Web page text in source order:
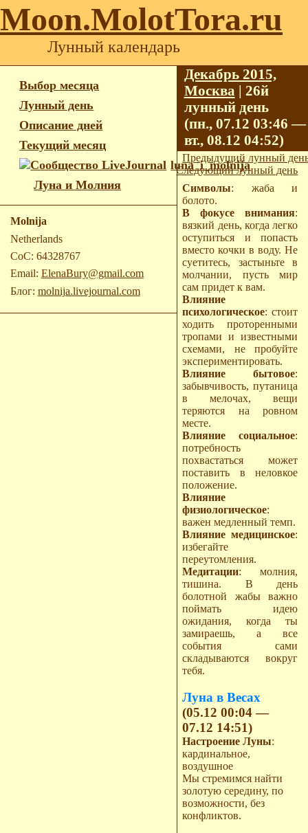
Moon.MolotTora.ru
Лунный календарь
Выбор месяца
Лунный день
Описание дней
Текущий месяц
luna_i_molnija
Луна и Молния
Molnija
Netherlands
CoC: 64328767
Email: ElenaBury@gmail.com
Блог: molnija.livejournal.com
Декабрь 2015,
Москва | 26й
лунный день
(пн., 07.12 03:46 —
вт., 08.12 04:52)
Предыдущий лунный
Следующий лунный день
Символы: жаба и
болото.
В фокусе внимания:
вязкий день, когда легко
оступиться и попасть
вместо кочки в воду. Не
суетитесь, застыньте в
молчании, пусть мир
сам придет к вам.
Влияние
психологическое: стоит
ходить проторенными
тропами и известными
схемами, не пробуйте
экспериментировать.
Влияние бытовое:
забывчивость, путаница
в мелочах, вещи
теряются на ровном
месте.
Влияние социальное:
потребность
похвастаться может
поставить в неловкое
положение.
Влияние
физиологическое:
важен медленный темп.
Влияние медицинское:
избегайте
переутомления.
Медитации: молния,
тишина. В день
болотной жабы важно
поймать идею
ожидания, когда ты
замираешь, а все
события сами
складываются вокруг
тебя.
Луна в Весах
(05.12 00:04 —
07.12 14:51)
Настроение Луны:
кардинальное,
воздушное
Мы стремимся найти
золотую середину, по
возможности, без
конфликтов.